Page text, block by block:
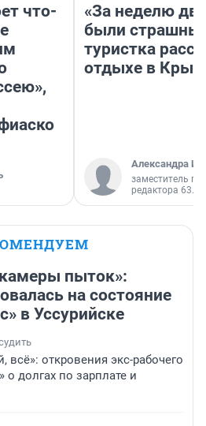
что-
«За неделю
были
туристка
отдыхе в
Александра
заместитель
редактора 63.RU
пыток»:
на состояние
в Уссурийске
всё»: откровения экс-рабочего
долгах по зарплате и